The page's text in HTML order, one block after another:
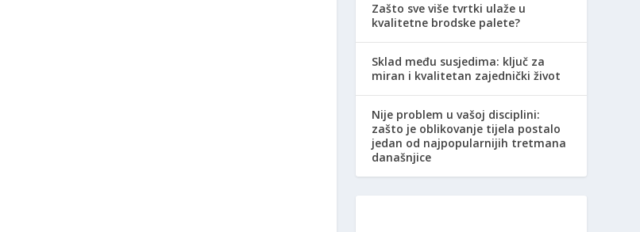
Zašto sve više tvrtki ulaže u
kvalitetne brodske palete?
Sklad među susjedima: ključ za
miran i kvalitetan zajednički život
Nije problem u vašoj disciplini:
zašto je oblikovanje tijela postalo
jedan od najpopularnijih tretmana
današnjice